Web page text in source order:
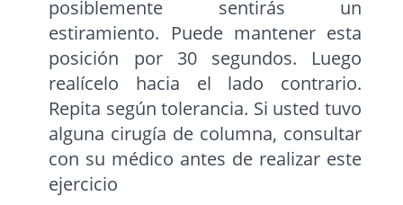
posiblemente sentirás un
estiramiento. Puede mantener esta
posición por 30 segundos. Luego
realícelo hacia el lado contrario.
Repita según tolerancia. Si usted tuvo
alguna cirugía de columna, consultar
con su médico antes de realizar este
ejercicio